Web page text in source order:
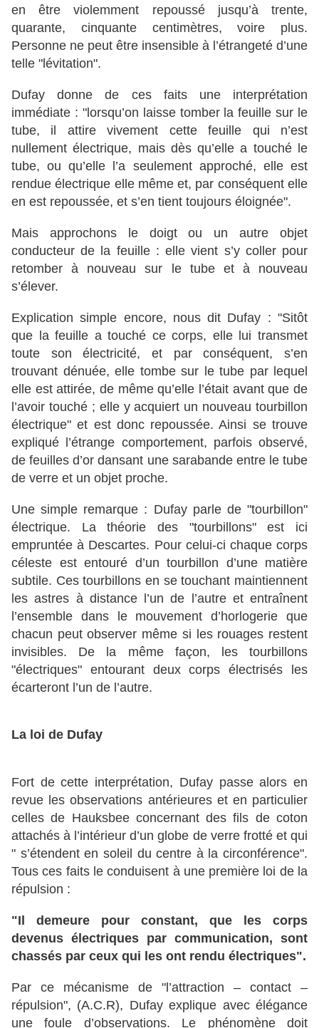
en être violemment repoussé jusqu’à trente,
quarante, cinquante centimètres, voire plus.
Personne ne peut être insensible à l’étrangeté d’une
telle "lévitation".
Dufay donne de ces faits une interprétation
immédiate : "lorsqu’on laisse tomber la feuille sur le
tube, il attire vivement cette feuille qui n’est
nullement électrique, mais dès qu’elle a touché le
tube, ou qu’elle l’a seulement approché, elle est
rendue électrique elle même et, par conséquent elle
en est repoussée, et s’en tient toujours éloignée".
Mais approchons le doigt ou un autre objet
conducteur de la feuille : elle vient s’y coller pour
retomber à nouveau sur le tube et à nouveau
s’élever.
Explication simple encore, nous dit Dufay : "Sitôt
que la feuille a touché ce corps, elle lui transmet
toute son électricité, et par conséquent, s’en
trouvant dénuée, elle tombe sur le tube par lequel
elle est attirée, de même qu’elle l’était avant que de
l’avoir touché ; elle y acquiert un nouveau tourbillon
électrique" et est donc repoussée. Ainsi se trouve
expliqué l’étrange comportement, parfois observé,
de feuilles d’or dansant une sarabande entre le tube
de verre et un objet proche.
Une simple remarque : Dufay parle de "tourbillon"
électrique. La théorie des "tourbillons" est ici
empruntée à Descartes. Pour celui-ci chaque corps
céleste est entouré d’un tourbillon d’une matière
subtile. Ces tourbillons en se touchant maintiennent
les astres à distance l’un de l’autre et entraînent
l’ensemble dans le mouvement d’horlogerie que
chacun peut observer même si les rouages restent
invisibles. De la même façon, les tourbillons
"électriques" entourant deux corps électrisés les
écarteront l’un de l’autre.
La loi de Dufay
Fort de cette interprétation, Dufay passe alors en
revue les observations antérieures et en particulier
celles de Hauksbee concernant des fils de coton
attachés à l’intérieur d’un globe de verre frotté et qui
" s’étendent en soleil du centre à la circonférence".
Tous ces faits le conduisent à une première loi de la
répulsion :
"Il demeure pour constant, que les corps
devenus électriques par communication, sont
chassés par ceux qui les ont rendu électriques".
Par ce mécanisme de "l’attraction – contact –
répulsion", (A.C.R), Dufay explique avec élégance
une foule d’observations. Le phénomène doit